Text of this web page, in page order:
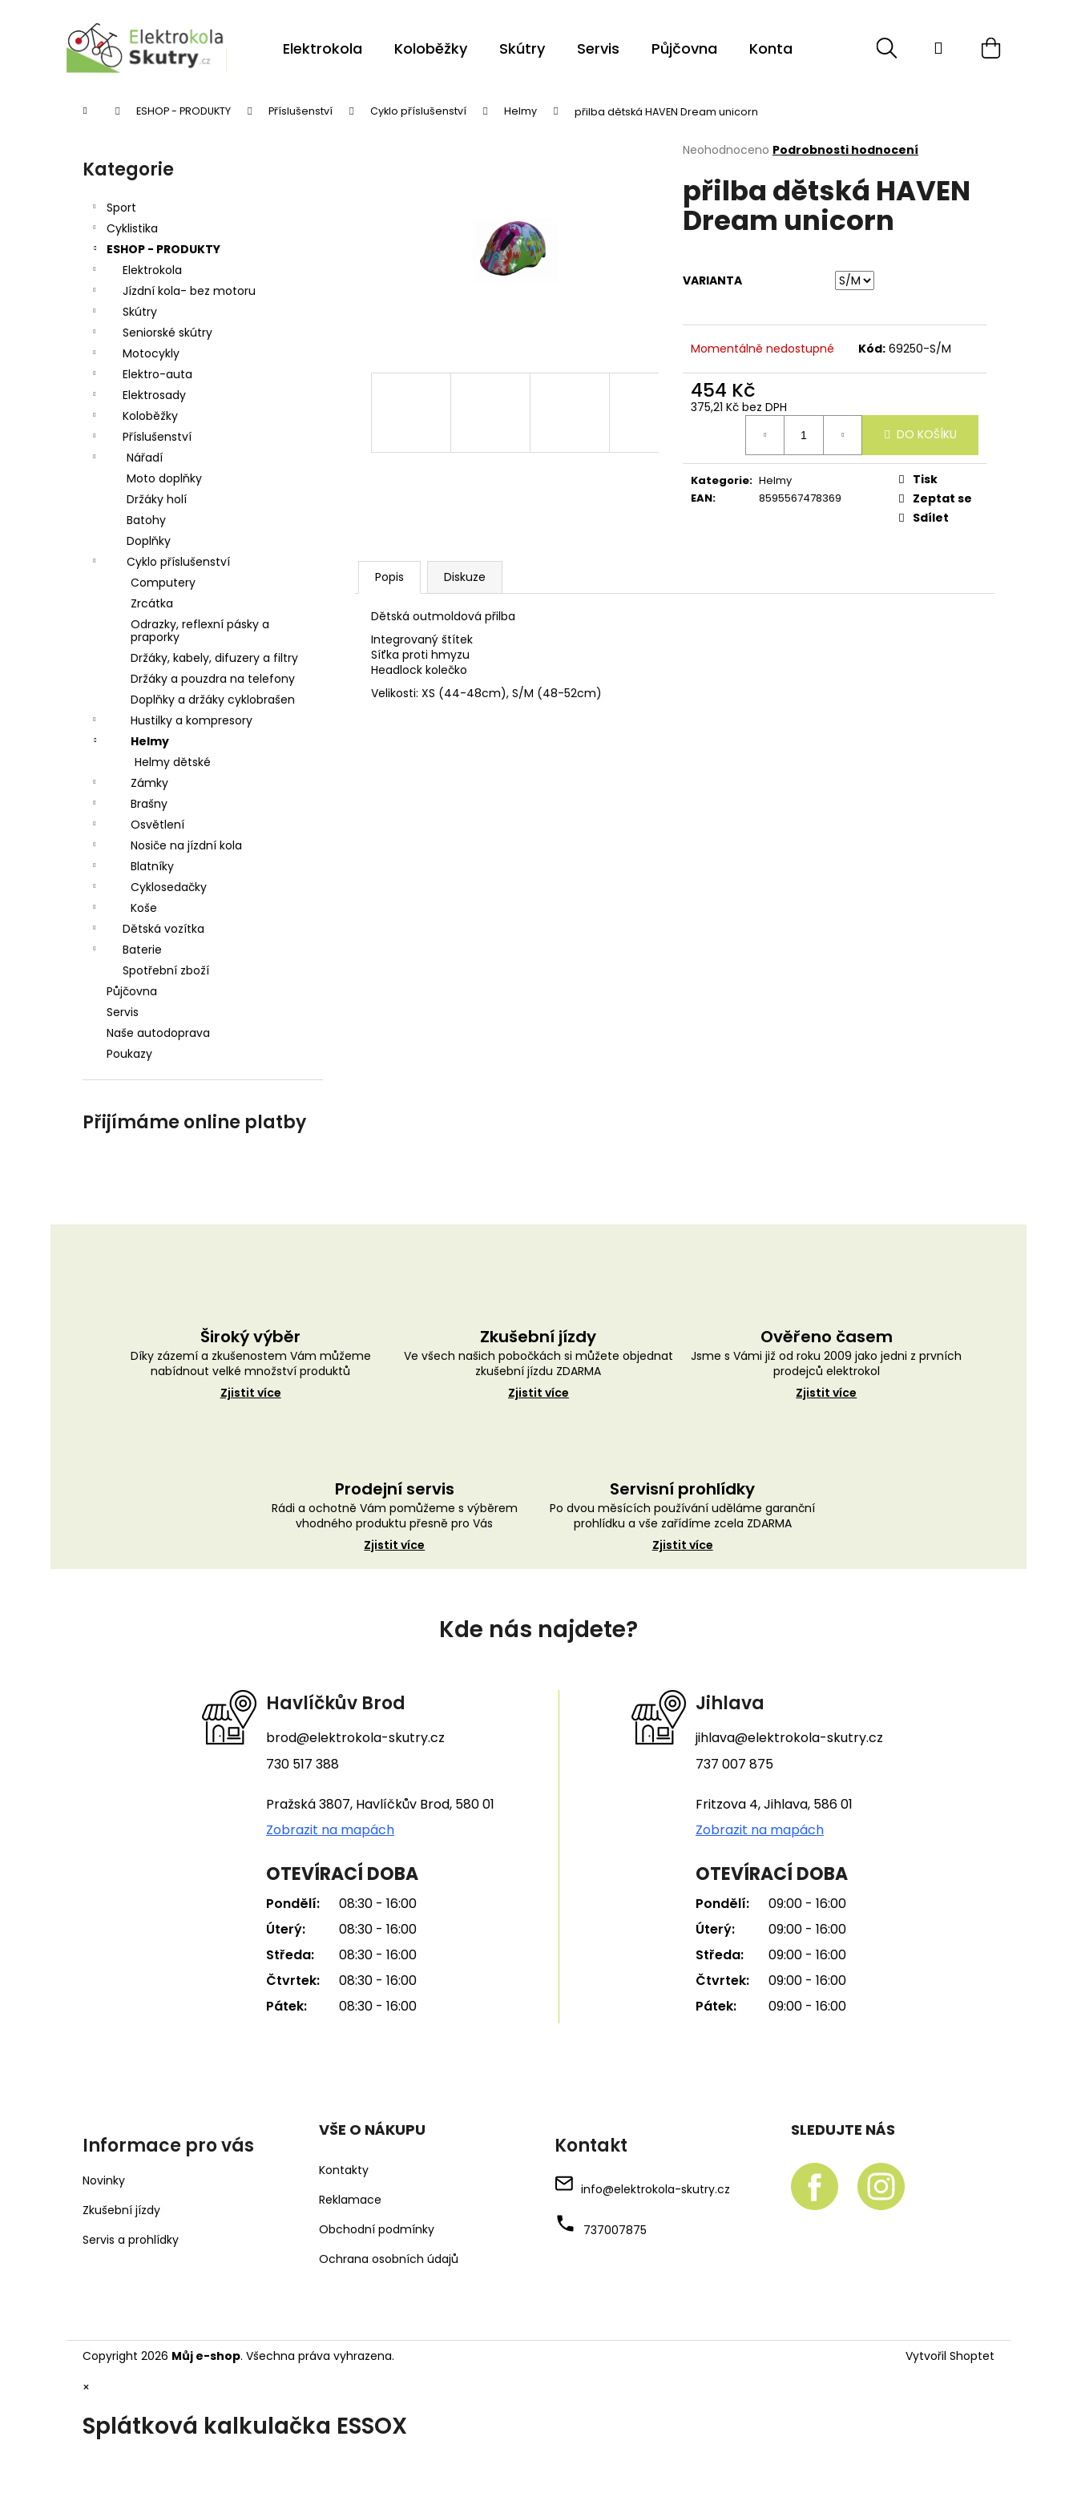
Elektrokola Koloběžky Skútry Servis Půjčovna Kontakt Sport Cyklistika
HledatPřihlášeníNákupní
Domů ESHOP - PRODUKTY Příslušenství Cyklo příslušenství Helmy přilba dětská HAVEN Dream unicorn
Přeskočit
kategorie
Kategorie
Sport
Cyklistika
ESHOP - PRODUKTY
Elektrokola
Jízdní kola- bez motoru
Skútry
Seniorské skútry
Motocykly
Elektro-auta
Elektrosady
Koloběžky
Příslušenství
Nářadí
Moto doplňky
Držáky holí
Batohy
Doplňky
Cyklo příslušenství
Computery
Zrcátka
Odrazky, reflexní pásky a
praporky
Držáky, kabely, difuzery a filtry
Držáky a pouzdra na telefony
Doplňky a držáky cyklobrašen
Hustilky a kompresory
Helmy
Helmy dětské
Zámky
Brašny
Osvětlení
Nosiče na jízdní kola
Blatníky
Cyklosedačky
Koše
Dětská vozítka
Baterie
Spotřební zboží
Půjčovna
Servis
Naše autodoprava
Poukazy
Přijímáme online platby
Průměrné
produktu
je
0,0
Neohodnoceno Podrobnosti hodnocení
přilba dětská HAVEN
Dream unicorn
VARIANTA
Momentálně nedostupné Kód: 69250-S/M
454 Kč
375,21 Kč bez DPH
DO KOŠÍKU
Kategorie: Helmy
EAN: 8595567478369
Tisk
Zeptat se
Sdílet
Popis Diskuze
Dětská outmoldová přilba
Integrovaný štítek
Síťka proti hmyzu
Headlock kolečko
Velikosti: XS (44-48cm), S/M (48-52cm)
Široký výběr
Díky zázemí a zkušenostem Vám můžeme
nabídnout velké množství produktů
Zjistit více
Zkušební jízdy
Ve všech našich pobočkách si můžete objednat
zkušební jízdu ZDARMA
Zjistit více
Ověřeno časem
Jsme s Vámi již od roku 2009 jako jedni z prvních
prodejců elektrokol
Zjistit více
Prodejní servis
Rádi a ochotně Vám pomůžeme s výběrem
vhodného produktu přesně pro Vás
Zjistit více
Servisní prohlídky
Po dvou měsících používání uděláme garanční
prohlídku a vše zařídíme zcela ZDARMA
Zjistit více
Zpět
Zpět
Doporučujeme
Kde nás najdete?
Havlíčkův Brod
brod@elektrokola-skutry.cz
730 517 388
Pražská 3807, Havlíčkův Brod, 580 01
Zobrazit na mapách
OTEVÍRACÍ DOBA
Pondělí:
08:30 - 16:00
Úterý:
08:30 - 16:00
Středa:
08:30 - 16:00
Čtvrtek:
08:30 - 16:00
Pátek:
08:30 - 16:00
Jihlava
jihlava@elektrokola-skutry.cz
737 007 875
Fritzova 4, Jihlava, 586 01
Zobrazit na mapách
OTEVÍRACÍ DOBA
Pondělí:
09:00 - 16:00
Úterý:
09:00 - 16:00
Středa:
09:00 - 16:00
Čtvrtek:
09:00 - 16:00
Pátek:
09:00 - 16:00
Informace pro vás
Novinky
Zkušební jízdy
Servis a prohlídky
VŠE O NÁKUPU
Kontakty
Reklamace
Obchodní podmínky
Ochrana osobních údajů
Kontakt
info@elektrokola-skutry.cz
737007875
SLEDUJTE NÁS
Vytvořil Shoptet
Copyright 2026 Můj e-shop. Všechna práva vyhrazena.
×
Splátková kalkulačka ESSOX